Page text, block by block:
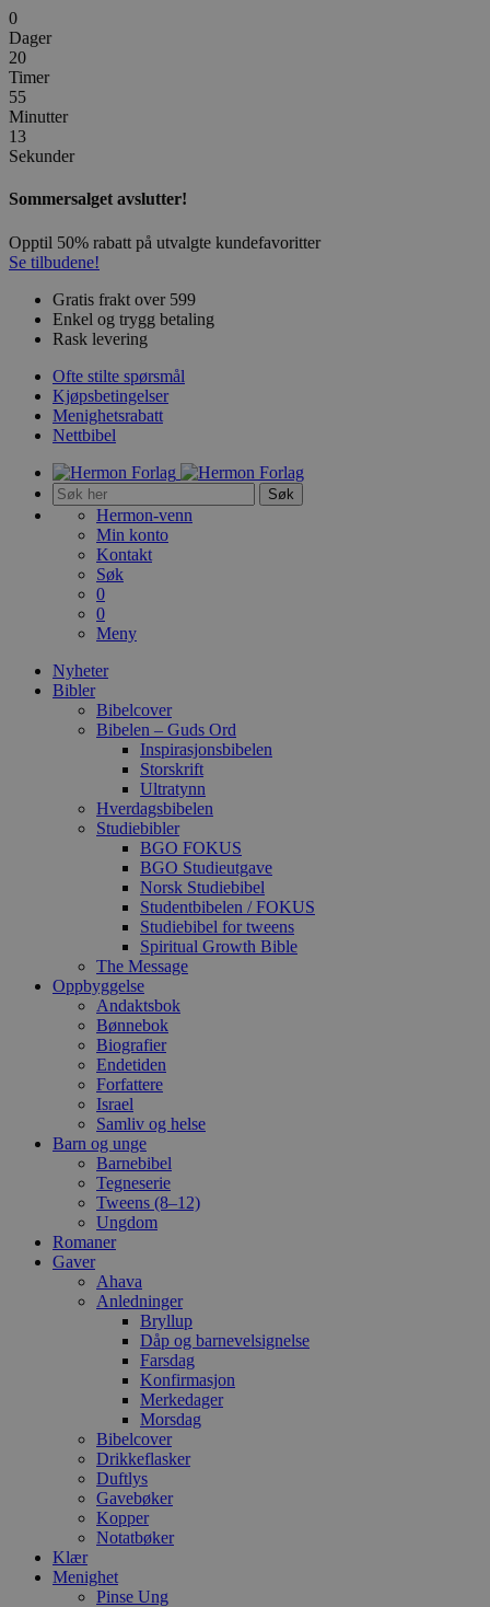
0
Dager
20
Timer
55
Minutter
13
Sekunder
Sommersalget avslutter!
Opptil 50% rabatt på utvalgte kundefavoritter
Se tilbudene!
Gratis frakt over 599
Enkel og trygg betaling
Rask levering
Ofte stilte spørsmål
Kjøpsbetingelser
Menighetsrabatt
Nettbibel
Søk
Hermon-venn
Min konto
Kontakt
Søk
0
0
Meny
Nyheter
Bibler
Bibelcover
Bibelen – Guds Ord
Inspirasjonsbibelen
Storskrift
Ultratynn
Hverdagsbibelen
Studiebibler
BGO FOKUS
BGO Studieutgave
Norsk Studiebibel
Studentbibelen / FOKUS
Studiebibel for tweens
Spiritual Growth Bible
The Message
Oppbyggelse
Andaktsbok
Bønnebok
Biografier
Endetiden
Forfattere
Israel
Samliv og helse
Barn og unge
Barnebibel
Tegneserie
Tweens (8–12)
Ungdom
Romaner
Gaver
Ahava
Anledninger
Bryllup
Dåp og barnevelsignelse
Farsdag
Konfirmasjon
Merkedager
Morsdag
Bibelcover
Drikkeflasker
Duftlys
Gavebøker
Kopper
Notatbøker
Klær
Menighet
Pinse Ung